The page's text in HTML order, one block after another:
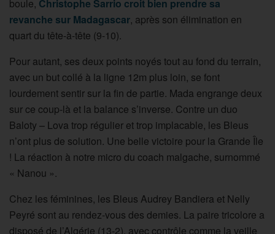
boule, Christophe Sarrio croit bien prendre sa
revanche sur Madagascar, après son élimination en
quart du tête-à-tête (9-10).
Pour autant, ses deux points noyés tout au fond du terrain,
avec un but collé à la ligne 12m plus loin, se font
lourdement sentir sur la fin de partie. Mada engrange deux
sur ce coup-là et la balance s’inverse. Contre un duo
Baloty – Lova trop régulier et trop implacable, les Bleus
n’ont plus de solution. Une belle victoire pour la Grande Île
! La réaction à notre micro du coach malgache, surnommé
« Nanou ».
Chez les féminines, les Bleus Audrey Bandiera et Nelly
Peyré sont au rendez-vous des demies. La paire tricolore a
disposé de l’Algérie (13-2), avec contrôle comme la veille